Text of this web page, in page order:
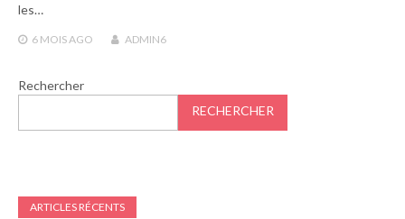
les…
6 MOIS AGO ADMIN6
Rechercher
RECHERCHER
ARTICLES RÉCENTS